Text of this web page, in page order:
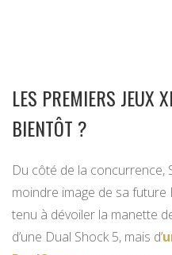
LES PREMIERS JEUX
BIENTÔT ?
Du côté de la concurrence,
moindre image de sa future
tenu à dévoiler la manette
d’une Dual Shock 5, mais d’